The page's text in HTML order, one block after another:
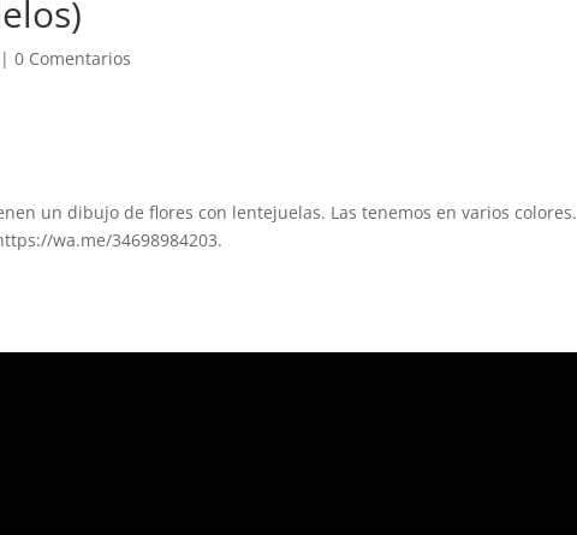
|0 Comentarios
un dibujo de flores con lentejuelas. Las tenemos en varios colores.
wa.me/34698984203.